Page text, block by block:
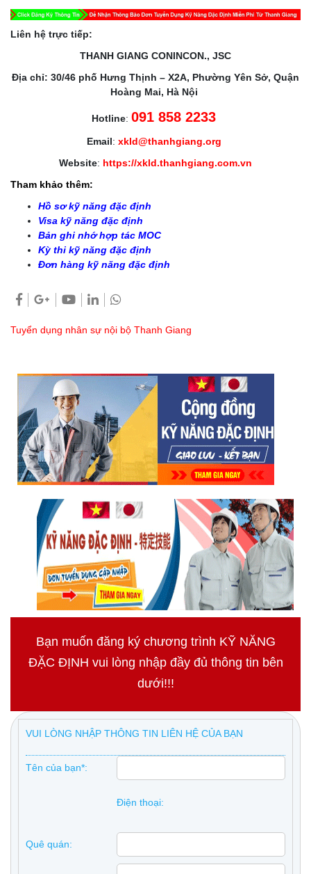
Liên hệ trực tiếp:
THANH GIANG CONINCON., JSC
Địa chỉ: 30/46 phố Hưng Thịnh – X2A, Phường Yên Sở, Quận
Hoàng Mai, Hà Nội
Hotline: 091 858 2233
Email: xkld@thanhgiang.org
Website: https://xkld.thanhgiang.com.vn
Tham khảo thêm:
Hồ sơ kỹ năng đặc định
Visa kỹ năng đặc định
Bản ghi nhớ hợp tác MOC
Kỳ thi kỹ năng đặc định
Đơn hàng kỹ năng đặc định
Tuyển dụng nhân sự nội bộ Thanh Giang
Bạn muốn đăng ký chương trình KỸ NĂNG
ĐẶC ĐỊNH vui lòng nhập đầy đủ thông tin bên
dưới!!!
VUI LÒNG NHẬP THÔNG TIN LIÊN HỆ CỦA BẠN
Tên của bạn*:
Điện thoại:
Quê quán: